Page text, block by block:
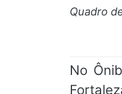
Quadro
No